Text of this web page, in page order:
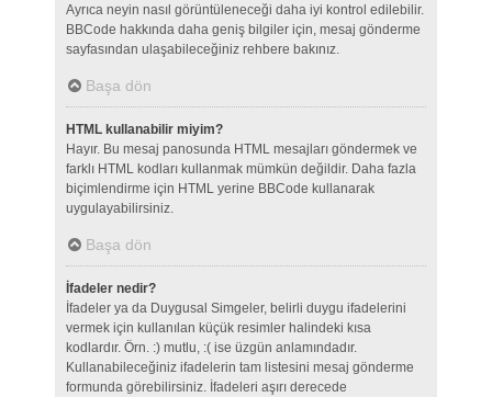
Ayrıca neyin nasıl görüntüleneceği daha iyi kontrol edilebilir.
BBCode hakkında daha geniş bilgiler için, mesaj gönderme
sayfasından ulaşabileceğiniz rehbere bakınız.
Başa dön
HTML kullanabilir miyim?
Hayır. Bu mesaj panosunda HTML mesajları göndermek ve
farklı HTML kodları kullanmak mümkün değildir. Daha fazla
biçimlendirme için HTML yerine BBCode kullanarak
uygulayabilirsiniz.
Başa dön
İfadeler nedir?
İfadeler ya da Duygusal Simgeler, belirli duygu ifadelerini
vermek için kullanılan küçük resimler halindeki kısa
kodlardır. Örn. :) mutlu, :( ise üzgün anlamındadır.
Kullanabileceğiniz ifadelerin tam listesini mesaj gönderme
formunda görebilirsiniz. İfadeleri aşırı derecede